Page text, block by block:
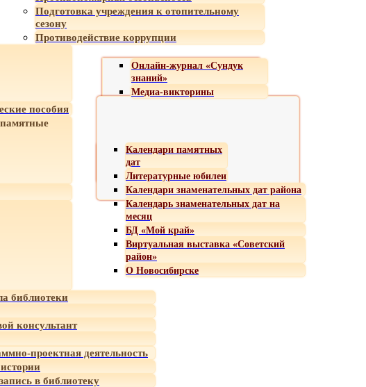
Подготовка учреждения к отопительному
сезону
Противодействие коррупции
Онлайн-журнал «Сундук
знаний»
Медиа-викторины
пособия
Календари памятных
дат
Литературные юбилеи
Календари знаменательных дат района
Календарь знаменательных дат на
месяц
БД «Мой край»
Виртуальная выставка «Советский
район»
О Новосибирске
библиотеки
консультант
проектная деятельность
в библиотеку